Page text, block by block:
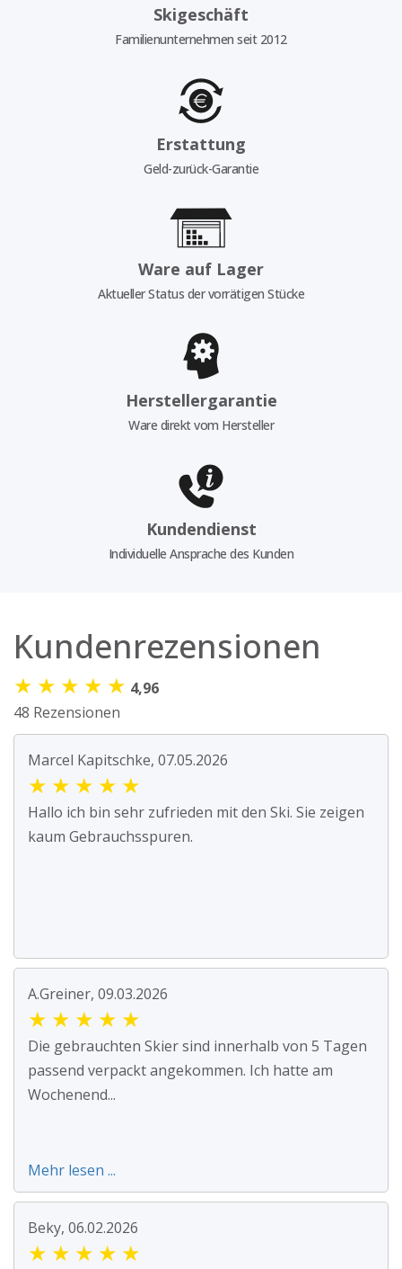
Skigeschäft
Familienunternehmen seit 2012
Erstattung
Geld-zurück-Garantie
Ware auf Lager
Aktueller Status der vorrätigen Stücke
Herstellergarantie
Ware direkt vom Hersteller
Kundendienst
Individuelle Ansprache des Kunden
Kundenrezensionen
★ ★ ★ ★ ★ 4,96
48 Rezensionen
Marcel Kapitschke, 07.05.2026
★ ★ ★ ★ ★
Hallo ich bin sehr zufrieden mit den Ski. Sie zeigen
kaum Gebrauchsspuren.
A.Greiner, 09.03.2026
★ ★ ★ ★ ★
Die gebrauchten Skier sind innerhalb von 5 Tagen
passend verpackt angekommen. Ich hatte am
Wochenend...
Mehr lesen ...
Beky, 06.02.2026
★ ★ ★ ★ ★